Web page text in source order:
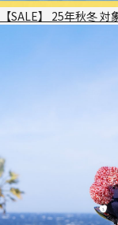
【SALE】 25年秋冬